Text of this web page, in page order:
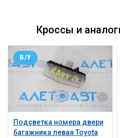
Кроссы и
Подсветка номера двери
багажника левая Toyota
Б/У